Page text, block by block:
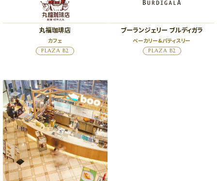
丸福珈琲店
カフェ
PLAZA B2
ブーランジェリー ブルディガラ
ベーカリー&パティスリー
PLAZA B2